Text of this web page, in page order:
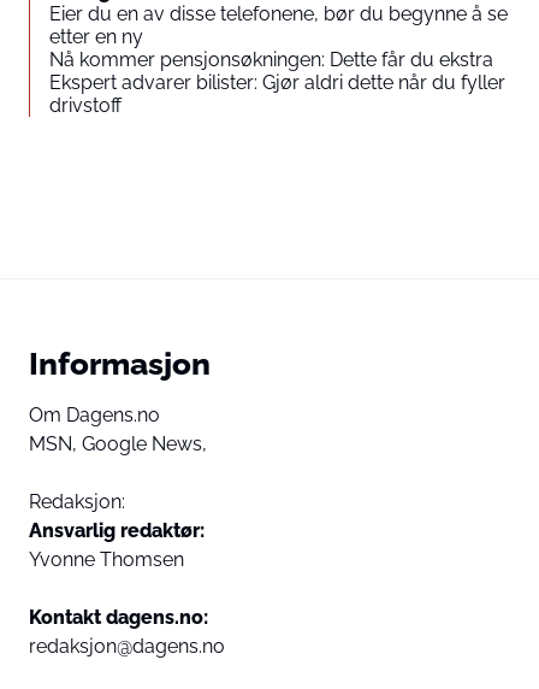
Eier du en av disse telefonene, bør du begynne å se
etter en ny
Nå kommer pensjonsøkningen: Dette får du ekstra
Ekspert advarer bilister: Gjør aldri dette når du fyller
drivstoff
Informasjon
Om Dagens.no
MSN, Google News,
Redaksjon:
Ansvarlig redaktør:
Yvonne Thomsen
Kontakt dagens.no:
redaksjon@dagens.no